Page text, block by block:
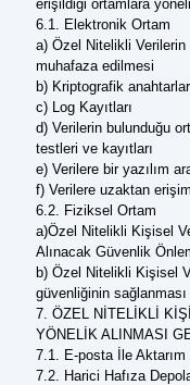
erişildiği ortamlara
6.1. Elektronik Ortam
a) Özel Nitelikli
muhafaza edilmesi
b) Kriptografik anahtarlar
c) Log Kayıtları
d) Verilerin bulunduğu
testleri ve kayıtları
e) Verilere bir yazılım
f) Verilere uzaktan
6.2. Fiziksel Ortam
a)Özel Nitelikli Kişisel
Alınacak Güvenlik
b) Özel Nitelikli Kişisel
güvenliğinin sağlanması
7. ÖZEL NİTELİKLİ
YÖNELİK ALINMASI
7.1. E-posta İle Aktarım
7.2. Harici Hafıza